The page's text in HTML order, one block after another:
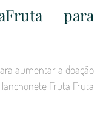
para
aumentar a doação
Fruta Fruta